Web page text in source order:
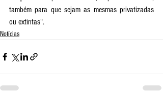
também para que sejam as mesmas privatizadas
ou extintas".
Notícias